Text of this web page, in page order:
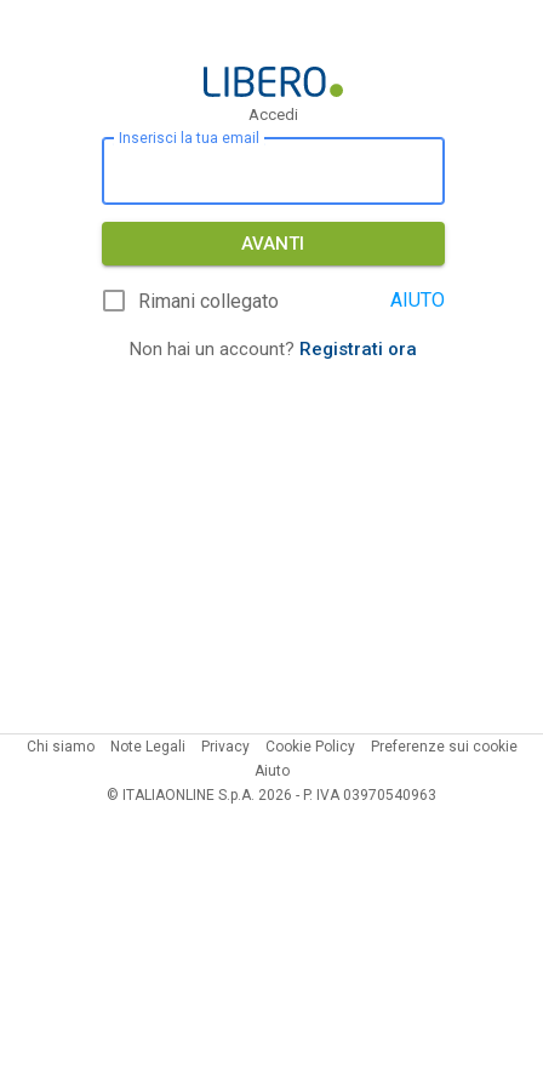
Accedi
Inserisci la tua email
AVANTI
Rimani collegato AIUTO
Non hai un account? Registrati ora
Chi siamo Note Legali Privacy Cookie Policy
Preferenze sui cookie
Aiuto
© ITALIAONLINE S.p.A. 2026 - P. IVA 03970540963